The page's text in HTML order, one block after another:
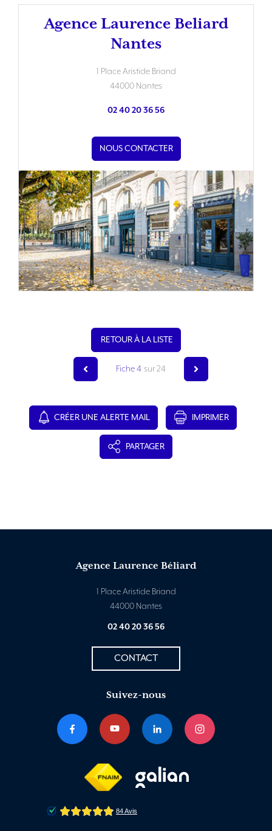
Agence Laurence Beliard
Nantes
1 Place Aristide Briand
44000 Nantes
02 40 20 36 56
NOUS CONTACTER
RETOUR À LA LISTE
Fiche 4 sur 24
CRÉER UNE ALERTE MAIL IMPRIMER
PARTAGER
Agence Laurence Béliard
1 Place Aristide Briand
44000 Nantes
02 40 20 36 56
CONTACT
Suivez-nous